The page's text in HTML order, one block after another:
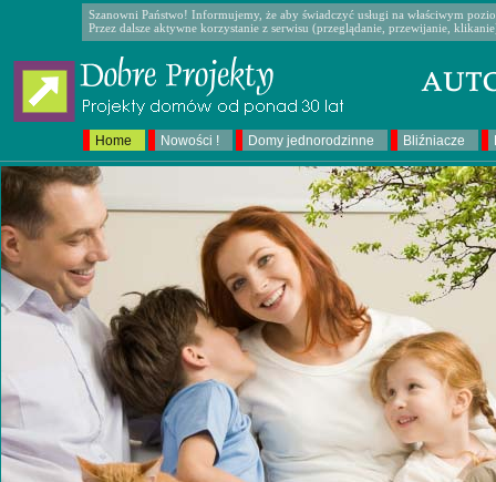
Szanowni Państwo! Informujemy, że aby świadczyć usługi na właściwym
Przez dalsze aktywne korzystanie z serwisu (przeglądanie, przewijanie,
Home Nowości ! Domy jednorodzinne Bliźniacze